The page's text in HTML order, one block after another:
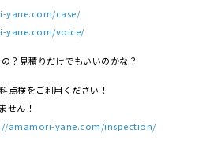
yane.com/case/
yane.com/voice/
？見積りだけでもいいのかな？
点検をご利用ください！
せん！
amamori-yane.com/inspection/